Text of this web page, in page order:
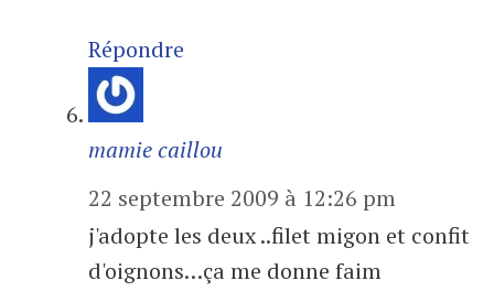
Répondre
mamie caillou
22 septembre 2009 à 12:26 pm
j'adopte les deux ..filet migon et confit
d'oignons…ça me donne faim